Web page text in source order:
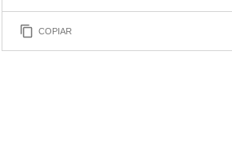
COPIAR